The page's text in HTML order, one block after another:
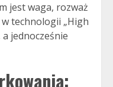
jest waga, rozważ
technologii „High
a jednocześnie